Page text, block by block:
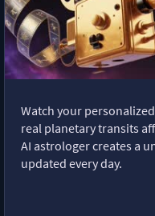
Watch your
real planetary transits
AI astrologer creates a
updated every day.